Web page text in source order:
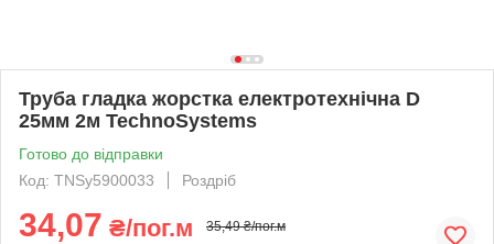
Труба гладка жорстка електротехнічна D
25мм 2м TechnoSystems
Готово до відправки
Код: TNSy5900033
Роздріб
34,07 ₴/пог.м 35,49 ₴/пог.м